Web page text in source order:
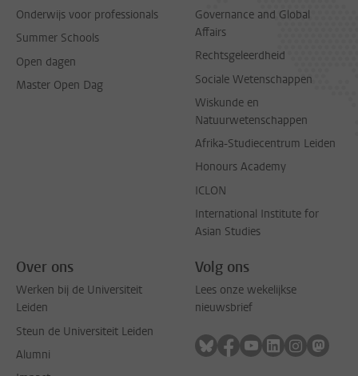
Onderwijs voor professionals
Summer Schools
Open dagen
Master Open Dag
Governance and Global
Affairs
Rechtsgeleerdheid
Sociale Wetenschappen
Wiskunde en
Natuurwetenschappen
Afrika-Studiecentrum Leiden
Honours Academy
ICLON
International Institute for
Asian Studies
Over ons
Werken bij de Universiteit
Leiden
Steun de Universiteit Leiden
Alumni
Volg ons
Lees onze wekelijkse
nieuwsbrief
Volg ons op bluesky
Volg ons op facebook
Volg ons op
Volg ons op
Volg ons
Volg